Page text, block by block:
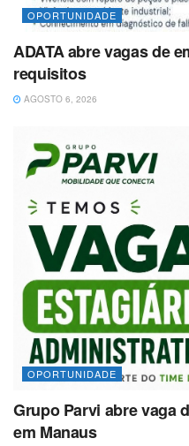
OPORTUNIDADE
ADATA abre vagas de
requisitos
AGOSTO 6, 2026
OPORTUNIDADE
Grupo Parvi abre vaga
em Manaus